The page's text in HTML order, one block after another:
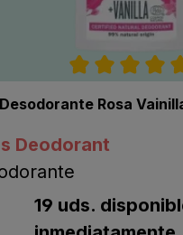
Calificación
Rosa
Deodorant
19 uds.